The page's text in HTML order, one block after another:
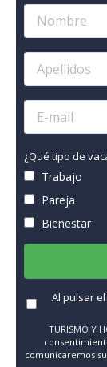
¿Qué tipo de
Trabajo
Pareja
Bienestar
Al pulsar
TURISMO Y
comunicaremos